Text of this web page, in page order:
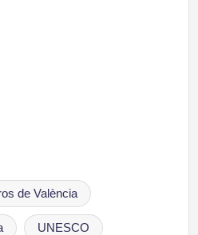
de València
UNESCO